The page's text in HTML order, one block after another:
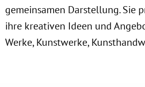
gemeinsamen Darstellung. Sie
ihre kreativen Ideen und
Werke, Kunstwerke,